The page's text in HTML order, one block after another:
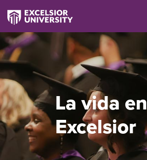
La vida en
Excelsior